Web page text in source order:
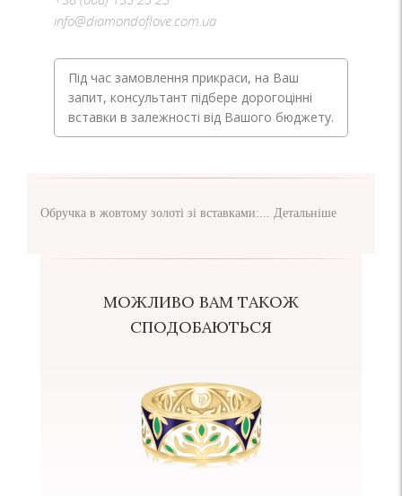
info@diamondoflove.com.ua
Під час замовлення прикраси, на Ваш
запит, консультант підбере дорогоцінні
вставки в залежності від Вашого бюджету.
Обручка в жовтому золоті зі вставками:... Детальніше
МОЖЛИВО ВАМ ТАКОЖ
СПОДОБАЮТЬСЯ